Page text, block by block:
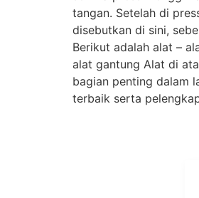
tangan. Setelah di
disebutkan di sini,
Berikut adalah alat –
alat gantung Alat di
bagian penting dalam
terbaik serta